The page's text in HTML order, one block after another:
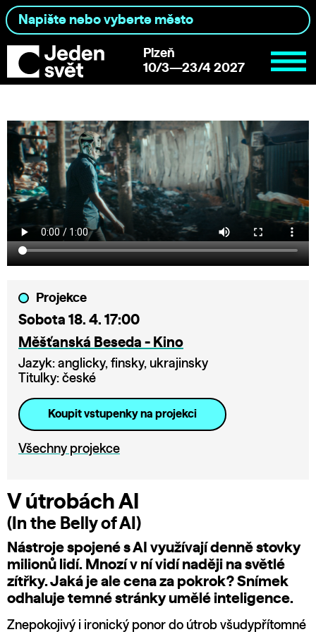
Plzeň
10/3—23/4 2027
Projekce
Sobota 18. 4. 17:00
Měšťanská Beseda - Kino
Jazyk: anglicky, finsky, ukrajinsky
Titulky: české
Koupit vstupenky na projekci
Všechny projekce
V útrobách AI
(In the Belly of AI)
Nástroje spojené s AI využívají denně stovky
milionů lidí. Mnozí v ní vidí naději na světlé
zítřky. Jaká je ale cena za pokrok? Snímek
odhaluje temné stránky umělé inteligence.
Znepokojivý i ironický ponor do útrob všudypřítomné